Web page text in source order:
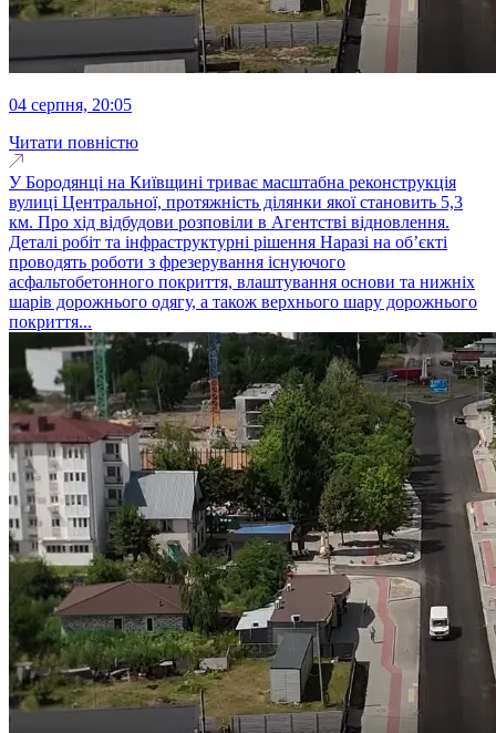
04 серпня, 20:05
Читати повністю
У Бородянці на Київщині триває масштабна реконструкція
вулиці Центральної, протяжність ділянки якої становить 5,3
км. Про хід відбудови розповіли в Агентстві відновлення.
Деталі робіт та інфраструктурні рішення Наразі на об’єкті
проводять роботи з фрезерування існуючого
асфальтобетонного покриття, влаштування основи та нижніх
шарів дорожнього одягу, а також верхнього шару дорожнього
покриття...